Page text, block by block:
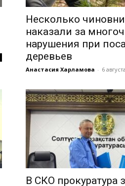
Несколько
наказали за
нарушения при
деревьев
Анастасия Харламова - 6
В СКО прокуратура